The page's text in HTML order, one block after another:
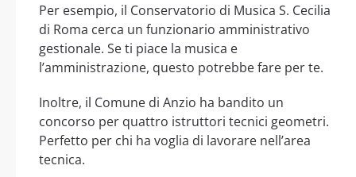
Per esempio, il Conservatorio di Musica S. Cecilia
di Roma cerca un funzionario amministrativo
gestionale. Se ti piace la musica e
l’amministrazione, questo potrebbe fare per te.
Inoltre, il Comune di Anzio ha bandito un
concorso per quattro istruttori tecnici geometri.
Perfetto per chi ha voglia di lavorare nell’area
tecnica.